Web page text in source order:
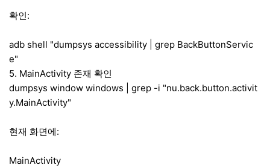
확인:
adb shell "dumpsys accessibility | grep BackButtonServic
e"
5. MainActivity 존재 확인
dumpsys window windows | grep -i "nu.back.button.activit
y.MainActivity"
현재 화면에:
MainActivity